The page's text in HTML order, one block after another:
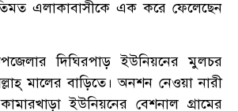
এলাকাবাসীকে এক করে ফেলেছেন
দিঘিরপাড় ইউনিয়নের মুলচর
মালের বাড়িতে। অনশন নেওয়া নারী
ইউনিয়নের বেশনাল গ্রামের